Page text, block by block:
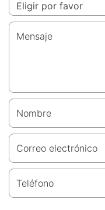
Mensaje
Nombre
Correo electrónico
Teléfono